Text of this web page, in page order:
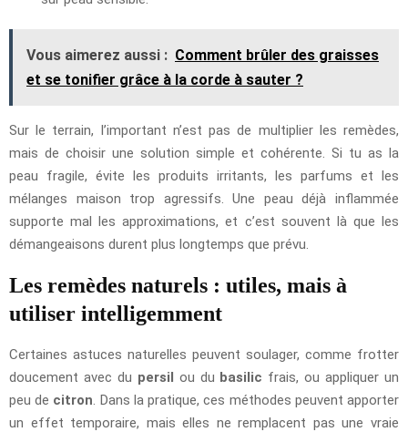
Vous aimerez aussi : Comment brûler des graisses
et se tonifier grâce à la corde à sauter ?
Sur le terrain, l’important n’est pas de multiplier les remèdes,
mais de choisir une solution simple et cohérente. Si tu as la
peau fragile, évite les produits irritants, les parfums et les
mélanges maison trop agressifs. Une peau déjà inflammée
supporte mal les approximations, et c’est souvent là que les
démangeaisons durent plus longtemps que prévu.
Les remèdes naturels : utiles, mais à
utiliser intelligemment
Certaines astuces naturelles peuvent soulager, comme frotter
doucement avec du persil ou du basilic frais, ou appliquer un
peu de citron . Dans la pratique, ces méthodes peuvent apporter
un effet temporaire, mais elles ne remplacent pas une vraie